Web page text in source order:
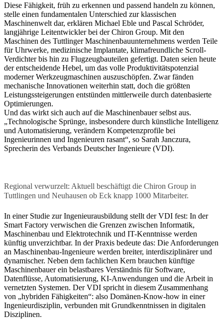
Diese Fähigkeit, früh zu erkennen und passend handeln zu können,
stelle einen fundamentalen Unterschied zur klassischen
Maschinenwelt dar, erklären Michael Eble und Pascal Schröder,
langjährige Leitentwickler bei der Chiron Group. Mit den
Maschinen des Tuttlinger Maschinenbauunternehmens werden Teile
für Uhrwerke, medizinische Implantate, klimafreundliche Scroll-
Verdichter bis hin zu Flugzeugbauteilen gefertigt. Daten seien heute
der entscheidende Hebel, um das volle Produktivitätspotenzial
moderner Werkzeugmaschinen auszuschöpfen. Zwar fänden
mechanische Innovationen weiterhin statt, doch die größten
Leistungssteigerungen entstünden mittlerweile durch datenbasierte
Optimierungen.
Und das wirkt sich auch auf die Maschinenbauer selbst aus.
„Technologische Sprünge, insbesondere durch künstliche Intelligenz
und Automatisierung, verändern Kompetenzprofile bei
Ingenieurinnen und Ingenieuren rasant“, so Sarah Janczura,
Sprecherin des Verbands Deutscher Ingenieure (VDI).
Regional verwurzelt: Aktuell beschäftigt die Chiron Group in
Tuttlingen und Neuhausen ob Eck knapp 1000 Mitarbeiter.
In einer Studie zur Ingenieurausbildung stellt der VDI fest: In der
Smart Factory verwischen die Grenzen zwischen Informatik,
Maschinenbau und Elektrotechnik und IT-Kenntnisse werden
künftig unverzichtbar. In der Praxis bedeute das: Die Anforderungen
an Maschinenbau-Ingenieure werden breiter, interdisziplinärer und
dynamischer. Neben dem fachlichen Kern brauchen künftige
Maschinenbauer ein belastbares Verständnis für Software,
Datenflüsse, Automatisierung, KI-Anwendungen und die Arbeit in
vernetzten Systemen. Der VDI spricht in diesem Zusammenhang
von „hybriden Fähigkeiten“: also Domänen-Know-how in einer
Ingenieurdisziplin, verbunden mit Grundkenntnissen in digitalen
Disziplinen.